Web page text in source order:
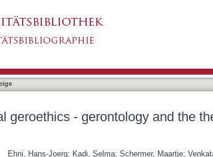
geroethics - gerontology and the
Ehni, Hans-Joerg; Kadi, Selma; Schermer, Maartje;